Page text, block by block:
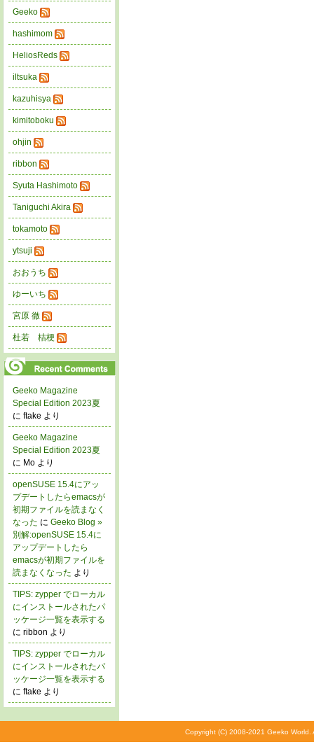
Geeko
hashimom
HeliosReds
iltsuka
kazuhisya
kimitoboku
ohjin
ribbon
Syuta Hashimoto
Taniguchi Akira
tokamoto
ytsuji
おおうち
ゆーいち
宮原 徹
杜若 桔梗
Geeko Magazine
Special Edition 2023夏
に ftake より
Geeko Magazine
Special Edition 2023夏
に Mo より
openSUSE 15.4にアッ
プデートしたらemacsが
初期ファイルを読まなく
なった に Geeko Blog »
別解:openSUSE 15.4に
アップデートしたら
emacsが初期ファイルを
読まなくなった より
TIPS: zypper でローカル
にインストールされたパ
ッケージ一覧を表示する
に ribbon より
TIPS: zypper でローカル
にインストールされたパ
ッケージ一覧を表示する
に ftake より
Copyright (C) 2008-2021 Geeko